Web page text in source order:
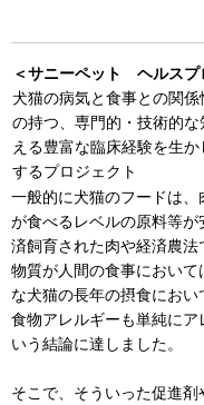
＜サニーペット ヘルスプ
犬猫の病気と食事との関
の持つ、専門的・技術的
える豊富な臨床経験を生
するプロジェクト
一般的に犬猫のフードは
が食べるレベルの原料等
済飼育された肉や経済農
物質が人間の食事におい
な犬猫の長年の摂食におい
食物アレルギーも単純に
いう結論に達しました。
そこで、そういった促進